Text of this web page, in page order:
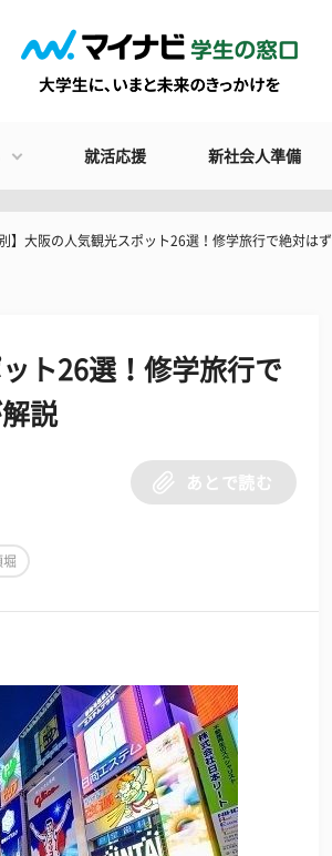
就活応援 新社会人準備
別】大阪の人気観光スポット26選！修学旅行で絶対は
ト26選！修学旅行で
説
あとで読む
堀